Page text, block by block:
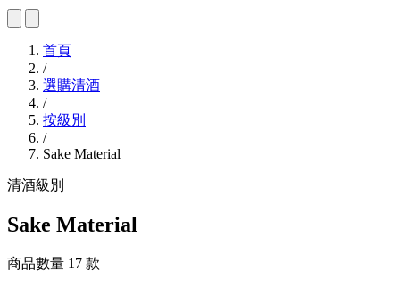
首頁
/
選購清酒
/
按級別
/
Sake Material
清酒級別
Sake Material
商品數量 17 款